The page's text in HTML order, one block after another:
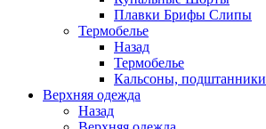
Плавки Брифы Слипы
Термобелье
Назад
Термобелье
Кальсоны, подштанники
Верхняя одежда
Назад